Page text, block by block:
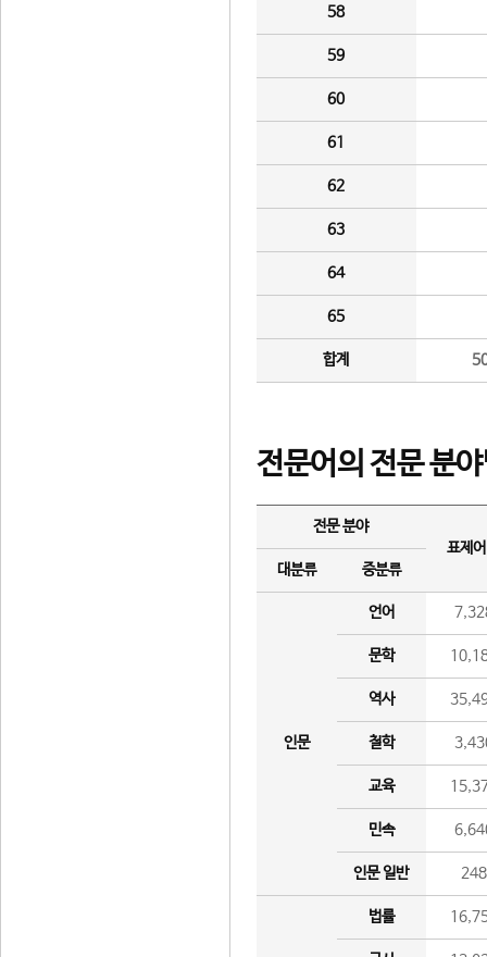
58
59
60
61
62
63
64
65
합계
전문어의 전문 분
전문 분야
표제
대분류
중분류
인문
언어
문학
역사
철학
교육
민속
인문 일반 248
법률